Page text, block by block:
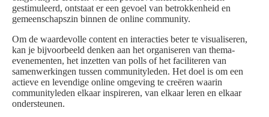
gestimuleerd, ontstaat er een gevoel van betrokkenheid en
gemeenschapszin binnen de online community.
Om de waardevolle content en interacties beter te visualiseren,
kan je bijvoorbeeld denken aan het organiseren van thema-
evenementen, het inzetten van polls of het faciliteren van
samenwerkingen tussen communityleden. Het doel is om een
actieve en levendige online omgeving te creëren waarin
communityleden elkaar inspireren, van elkaar leren en elkaar
ondersteunen.